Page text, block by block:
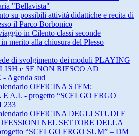
"Bellavista"
su possibili attività didattiche e recita di
il Parco Borbonico
in Cilento classi seconde
merito alla chiusura del Plesso
di svolgimento dei moduli PLAYING
e SE NON RIESCO AD
Agenda sud
OFFICINA STEM:
A.I. - progetto “SCELGO ERGO
233
OFFICINA DEGLI STUDI E
NEL SETTORE DELLA
“SCELGO ERGO SUM” – DM